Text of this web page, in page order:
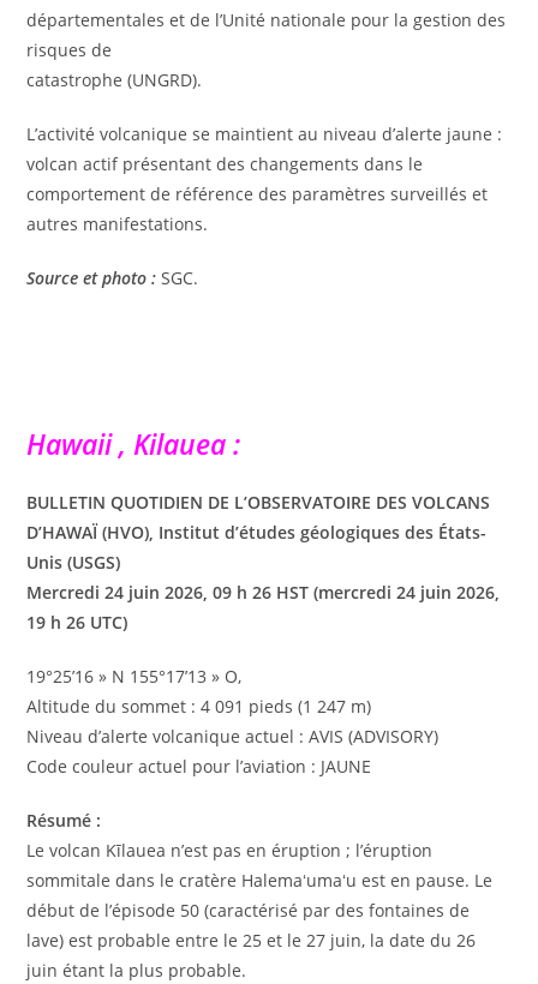
départementales et de l’Unité nationale pour la gestion des
risques de
catastrophe (UNGRD).
L’activité volcanique se maintient au niveau d’alerte jaune :
volcan actif présentant des changements dans le
comportement de référence des paramètres surveillés et
autres manifestations.
Source et photo : SGC.
Hawaii , Kilauea :
BULLETIN QUOTIDIEN DE L’OBSERVATOIRE DES VOLCANS
D’HAWAÏ (HVO), Institut d’études géologiques des États-
Unis (USGS)
Mercredi 24 juin 2026, 09 h 26 HST (mercredi 24 juin 2026,
19 h 26 UTC)
19°25’16 » N 155°17’13 » O,
Altitude du sommet : 4 091 pieds (1 247 m)
Niveau d’alerte volcanique actuel : AVIS (ADVISORY)
Code couleur actuel pour l’aviation : JAUNE
Résumé :
Le volcan Kīlauea n’est pas en éruption ; l’éruption
sommitale dans le cratère Halemaʻumaʻu est en pause. Le
début de l’épisode 50 (caractérisé par des fontaines de
lave) est probable entre le 25 et le 27 juin, la date du 26
juin étant la plus probable.